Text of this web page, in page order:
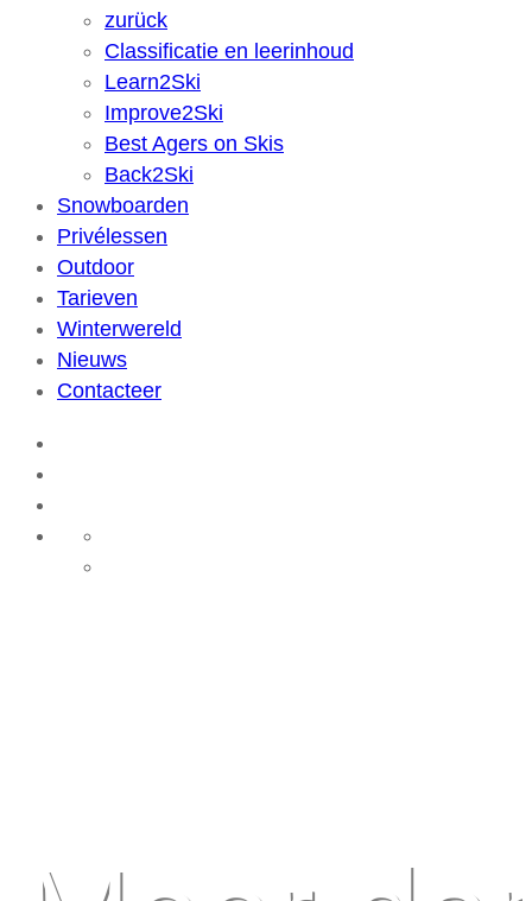
zurück
Classificatie en leerinhoud
Learn2Ski
Improve2Ski
Best Agers on Skis
Back2Ski
Snowboarden
Privélessen
Outdoor
Tarieven
Winterwereld
Nieuws
Contacteer